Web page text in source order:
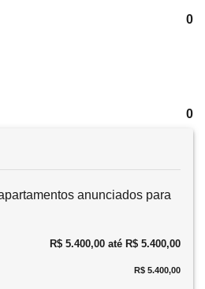
0
0
anunciados para
R$ 5.400,00 até R$ 5.400,00
R$ 5.400,00